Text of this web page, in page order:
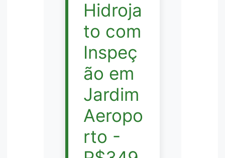
Hidroja
to com
Inspeç
ão em
Jardim
Aeropo
rto -